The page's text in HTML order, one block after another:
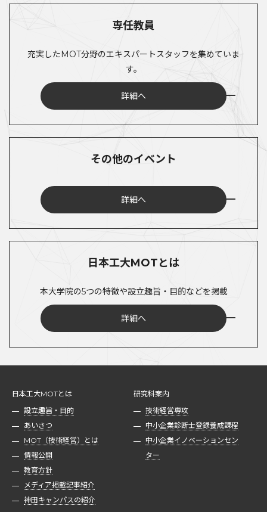
専任教員
充実したMOT分野のエキスパートスタッフを集めていま
す。
詳細へ
その他のイベント
詳細へ
日本工大MOTとは
本大学院の5つの特徴や設立趣旨・目的などを掲載
詳細へ
日本工大MOTとは
設立趣旨・目的
あいさつ
MOT（技術経営）とは
情報公開
教育方針
メディア掲載記事紹介
神田キャンパスの紹介
研究科案内
技術経営専攻
中小企業診断士登録養成課程
中小企業イノベーションセン
ター